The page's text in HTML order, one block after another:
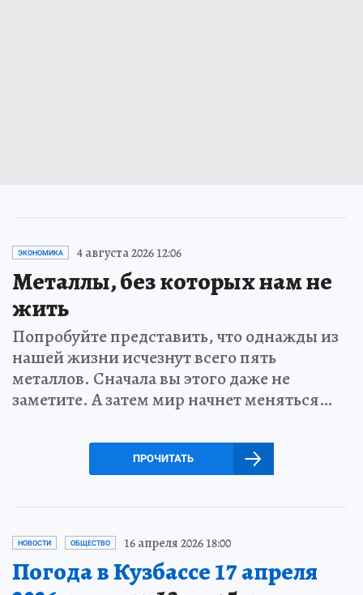
ЭКОНОМИКА 4 августа 2026 12:06
Металлы, без которых нам не
жить
Попробуйте представить, что однажды из
нашей жизни исчезнут всего пять
металлов. Сначала вы этого даже не
заметите. А затем мир начнет меняться…
ПРОЧИТАТЬ
НОВОСТИ ОБЩЕСТВО 16 апреля 2026 18:00
Погода в Кузбассе 17 апреля